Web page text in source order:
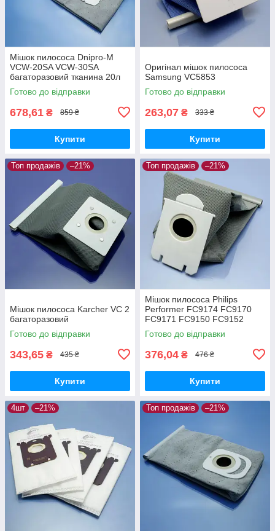
Мішок пилососа Dnipro-M
VCW-20SA VCW-30SA
багаторазовий тканина 20л
Готово до відправки
678,61 ₴ 859 ₴
Купити
Оригінал мішок пилососа
Samsung VC5853
Готово до відправки
263,07 ₴ 333 ₴
Купити
Топ продажів –21%
Мішок пилососа Karcher VC 2
багаторазовий
Готово до відправки
343,65 ₴ 435 ₴
Купити
Топ продажів –21%
Мішок пилососа Philips
Performer FC9174 FC9170
FC9171 FC9150 FC9152
FC9160 FC9162 FC9166
FC9173 FC9175 FC9176
Готово до відправки
376,04 ₴ 476 ₴
Купити
4шт –21% Топ продажів –21%